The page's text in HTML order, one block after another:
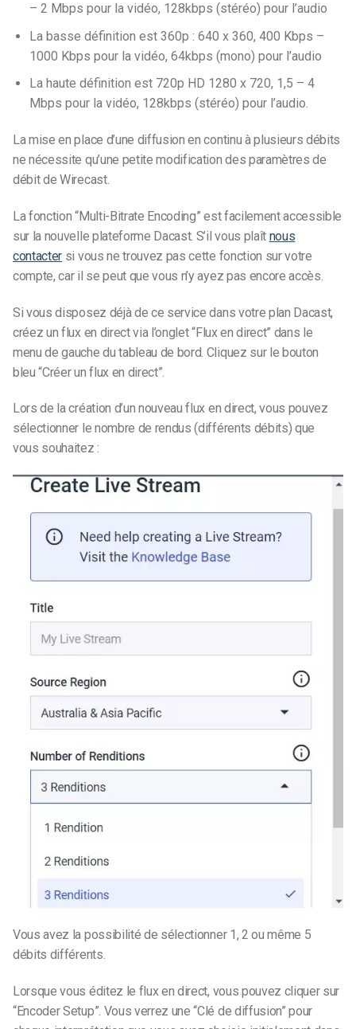
– 2 Mbps pour la vidéo, 128kbps (stéréo) pour l’audio
La basse définition est 360p : 640 x 360, 400 Kbps –
1000 Kbps pour la vidéo, 64kbps (mono) pour l’audio
La haute définition est 720p HD 1280 x 720, 1,5 – 4
Mbps pour la vidéo, 128kbps (stéréo) pour l’audio.
La mise en place d’une diffusion en continu à plusieurs débits
ne nécessite qu’une petite modification des paramètres de
débit de Wirecast.
La fonction “Multi-Bitrate Encoding” est facilement accessible
sur la nouvelle plateforme Dacast. S’il vous plaît nous
contacter si vous ne trouvez pas cette fonction sur votre
compte, car il se peut que vous n’y ayez pas encore accès.
Si vous disposez déjà de ce service dans votre plan Dacast,
créez un flux en direct via l’onglet “Flux en direct” dans le
menu de gauche du tableau de bord. Cliquez sur le bouton
bleu “Créer un flux en direct”.
Lors de la création d’un nouveau flux en direct, vous pouvez
sélectionner le nombre de rendus (différents débits) que
vous souhaitez :
Vous avez la possibilité de sélectionner 1, 2 ou même 5
débits différents.
Lorsque vous éditez le flux en direct, vous pouvez cliquer sur
“Encoder Setup”. Vous verrez une “Clé de diffusion” pour